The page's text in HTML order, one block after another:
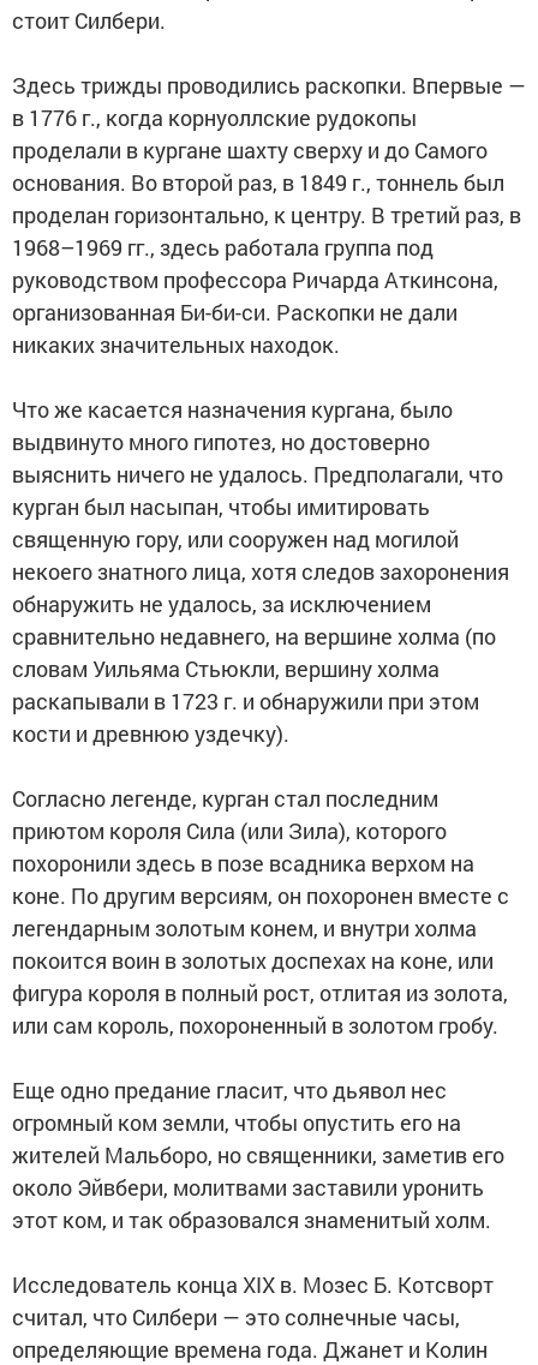
стоит Силбери.
Здесь трижды проводились раскопки. Впервые —
в 1776 г., когда корнуоллские рудокопы
проделали в кургане шахту сверху и до Самого
основания. Во второй раз, в 1849 г., тоннель был
проделан горизонтально, к центру. В третий раз, в
1968–1969 гг., здесь работала группа под
руководством профессора Ричарда Аткинсона,
организованная Би-би-си. Раскопки не дали
никаких значительных находок.
Что же касается назначения кургана, было
выдвинуто много гипотез, но достоверно
выяснить ничего не удалось. Предполагали, что
курган был насыпан, чтобы имитировать
священную гору, или сооружен над могилой
некоего знатного лица, хотя следов захоронения
обнаружить не удалось, за исключением
сравнительно недавнего, на вершине холма (по
словам Уильяма Стьюкли, вершину холма
раскапывали в 1723 г. и обнаружили при этом
кости и древнюю уздечку).
Согласно легенде, курган стал последним
приютом короля Сила (или Зила), которого
похоронили здесь в позе всадника верхом на
коне. По другим версиям, он похоронен вместе с
легендарным золотым конем, и внутри холма
покоится воин в золотых доспехах на коне, или
фигура короля в полный рост, отлитая из золота,
или сам король, похороненный в золотом гробу.
Еще одно предание гласит, что дьявол нес
огромный ком земли, чтобы опустить его на
жителей Мальборо, но священники, заметив его
около Эйвбери, молитвами заставили уронить
этот ком, и так образовался знаменитый холм.
Исследователь конца XIX в. Мозес Б. Котсворт
считал, что Силбери — это солнечные часы,
определяющие времена года. Джанет и Колин